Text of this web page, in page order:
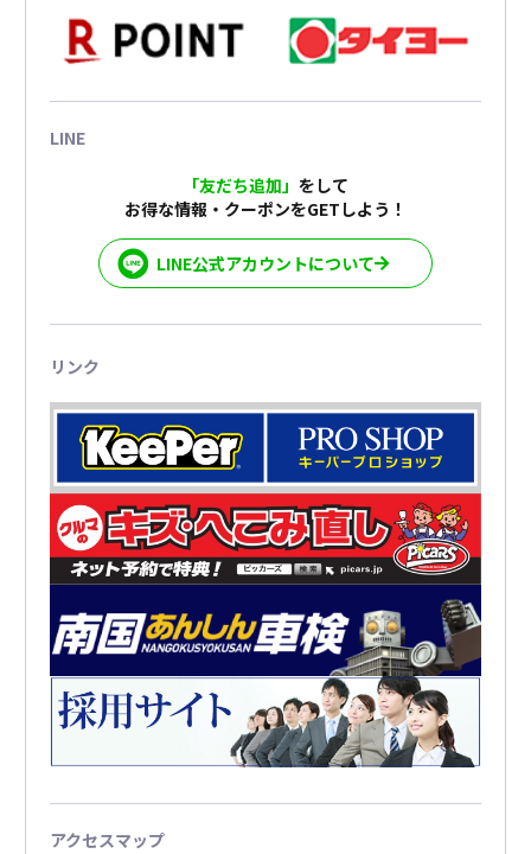
LINE
「友だち追加」 をして
お得な情報・クーポンをGETしよう！
LINE公式アカウントについて
リンク
アクセスマップ